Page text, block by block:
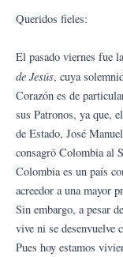
Queridos fieles:
El pasado viernes fue
de Jesús, cuya
Corazón es de
sus Patronos, ya que,
de Estado, José
consagró Colombia al
Colombia es un país
acreedor a una mayor
Sin embargo, a pesar
vive ni se desenvuelve
Pues hoy estamos